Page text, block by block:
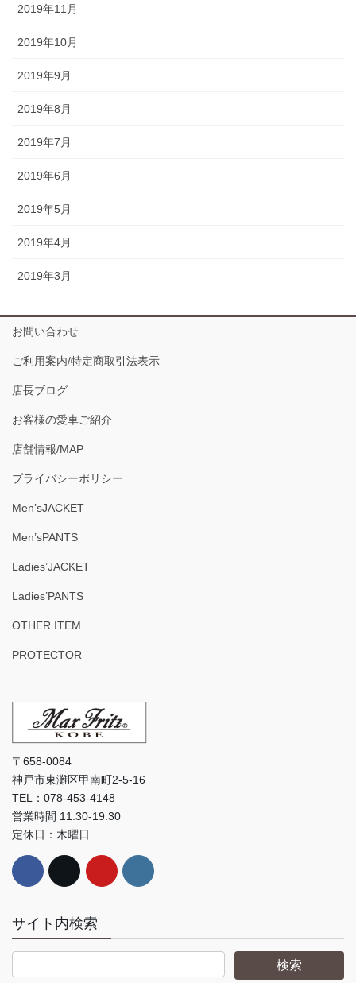
2019年11月
2019年10月
2019年9月
2019年8月
2019年7月
2019年6月
2019年5月
2019年4月
2019年3月
お問い合わせ
ご利用案内/特定商取引法表示
店長ブログ
お客様の愛車ご紹介
店舗情報/MAP
プライバシーポリシー
Men’sJACKET
Men’sPANTS
Ladies’JACKET
Ladies’PANTS
OTHER ITEM
PROTECTOR
〒658-0084
神戸市東灘区甲南町2-5-16
TEL：078-453-4148
営業時間 11:30-19:30
定休日：木曜日
サイト内検索